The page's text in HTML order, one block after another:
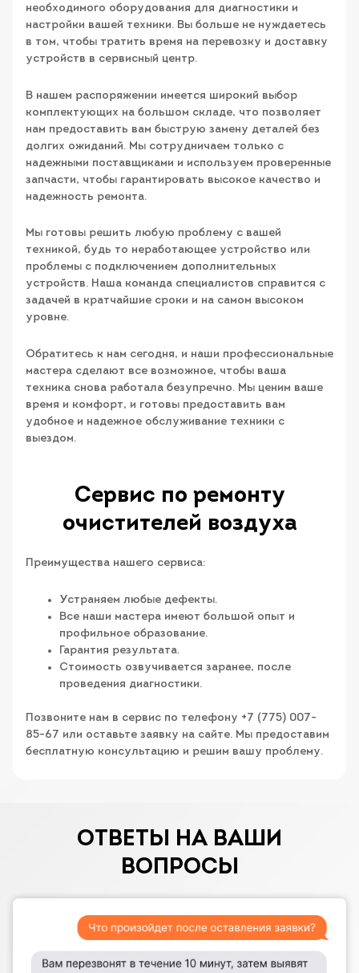
необходимого оборудования для диагностики и
настройки вашей техники. Вы больше не нуждаетесь
в том, чтобы тратить время на перевозку и доставку
устройств в сервисный центр.
В нашем распоряжении имеется широкий выбор
комплектующих на большом складе, что позволяет
нам предоставить вам быструю замену деталей без
долгих ожиданий. Мы сотрудничаем только с
надежными поставщиками и используем проверенные
запчасти, чтобы гарантировать высокое качество и
надежность ремонта.
Мы готовы решить любую проблему с вашей
техникой, будь то неработающее устройство или
проблемы с подключением дополнительных
устройств. Наша команда специалистов справится с
задачей в кратчайшие сроки и на самом высоком
уровне.
Обратитесь к нам сегодня, и наши профессиональные
мастера сделают все возможное, чтобы ваша
техника снова работала безупречно. Мы ценим ваше
время и комфорт, и готовы предоставить вам
удобное и надежное обслуживание техники с
выездом.
Сервис по ремонту
очистителей воздуха
Преимущества нашего сервиса:
Устраняем любые дефекты.
Все наши мастера имеют большой опыт и
профильное образование.
Гарантия результата.
Стоимость озвучивается заранее, после
проведения диагностики.
Позвоните нам в сервис по телефону +7 (775) 007-
85-67 или оставьте заявку на сайте. Мы предоставим
бесплатную консультацию и решим вашу проблему.
ОТВЕТЫ НА ВАШИ
ВОПРОСЫ